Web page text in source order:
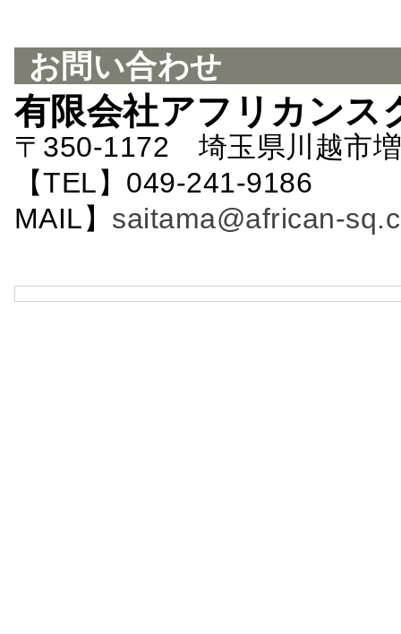
お問い合わせ
有限会社アフリカンス
〒350-1172 埼玉県川越市
【TEL】049-241-
MAIL】 saitama@african-